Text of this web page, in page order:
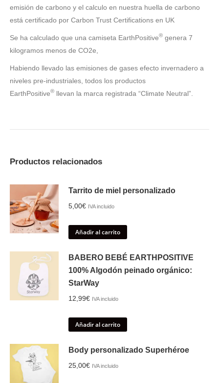
emisión de carbono y el calculo en nuestra huella de carbono
está certificado por Carbon Trust Certifications en UK
Se ha calculado que una camiseta EarthPositive® genera 7
kilogramos menos de CO2e,
Habiendo llevado las emisiones de gases efecto invernadero a
niveles pre-industriales, todos los productos
EarthPositive® llevan la marca registrada “Climate Neutral”.
Productos relacionados
Tarrito de miel personalizado
5,00€ IVA incluido
Añadir al carrito
BABERO BEBÉ EARTHPOSITIVE
100% Algodón peinado orgánico:
StarWay
12,99€ IVA incluido
Añadir al carrito
Body personalizado Superhéroe
25,00€ IVA incluido